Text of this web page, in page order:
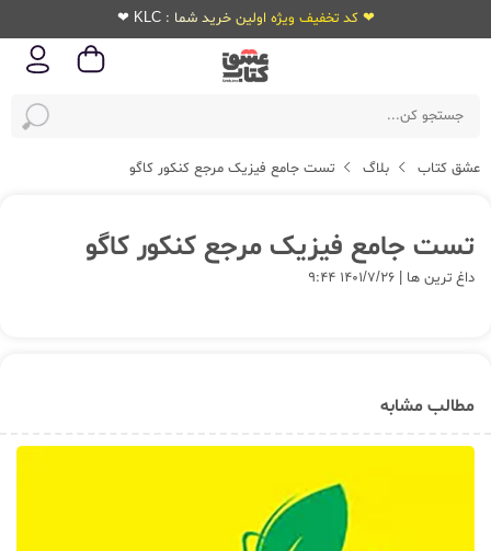
❤ کد تخفیف ویژه اولین خرید شما : KLC ❤
عشق کتاب بلاگ تست جامع فیزیک مرجع کنکور کاگو
تست جامع فیزیک مرجع کنکور کاگو
داغ ترین ها | ۱۴۰۱/۷/۲۶ ۹:۴۴
مطالب مشابه